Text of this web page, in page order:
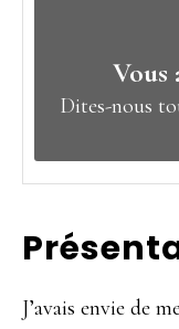
Vous
Dites-nous
J’avais envie de